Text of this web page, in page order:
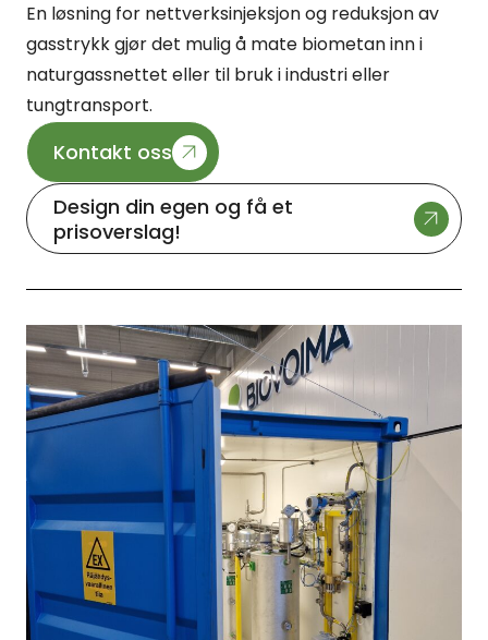
En løsning for nettverksinjeksjon og reduksjon av
gasstrykk gjør det mulig å mate biometan inn i
naturgassnettet eller til bruk i industri eller
tungtransport.
Kontakt oss
Design din egen og få et
prisoverslag!